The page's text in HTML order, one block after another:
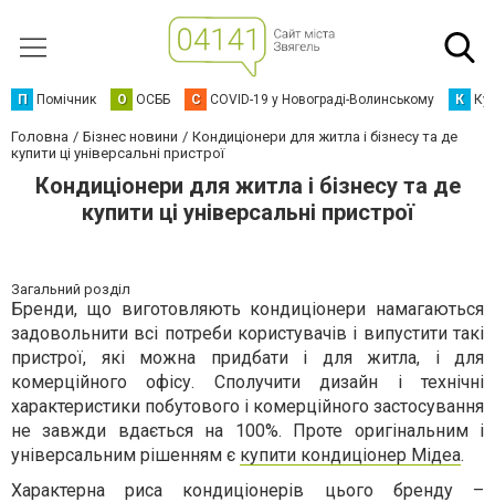
П Помічник О ОСББ C COVID-19 у Новограді-Волинському К
Головна Бізнес новини
Кондиціонери для житла і бізнесу та де
купити ці універсальні пристрої
Кондиціонери для житла і бізнесу та де
купити ці універсальні пристрої
Загальний розділ
Бренди, що виготовляють кондиціонери намагаються
задовольнити всі потреби користувачів і випустити такі
пристрої, які можна придбати і для житла, і для
комерційного офісу. Сполучити дизайн і технічні
характеристики побутового і комерційного застосування
не завжди вдається на 100%. Проте оригінальним і
універсальним рішенням є купити кондиціонер Мідеа.
Характерна риса кондиціонерів цього бренду –